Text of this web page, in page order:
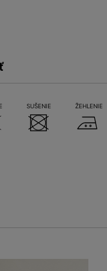
SUŠENIE ŽEHLENIE